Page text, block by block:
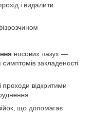
і видалити
носових пазух —
закладеності
проходи відкритими
що допомагає